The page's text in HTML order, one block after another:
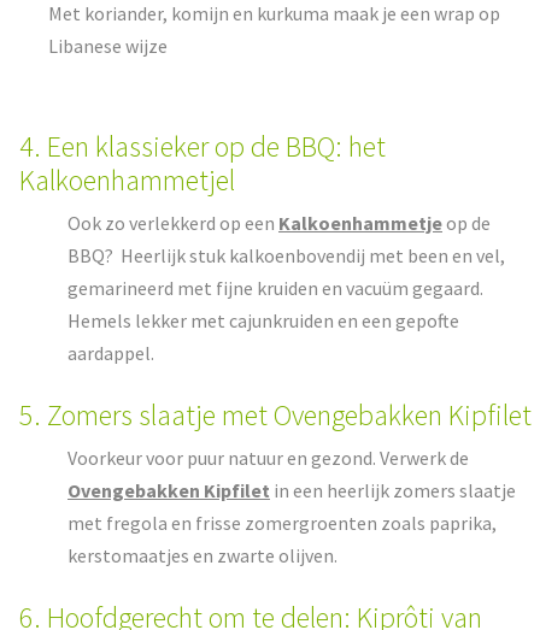
Met koriander, komijn en kurkuma maak je een wrap op
Libanese wijze
4. Een klassieker op de BBQ: het
Kalkoenhammetjel
Ook zo verlekkerd op een Kalkoenhammetjeop de
BBQ? Heerlijk stuk kalkoenbovendij met been en vel,
gemarineerd met fijne kruiden en vacuüm gegaard.
Hemels lekker met cajunkruiden en een gepofte
aardappel.
5. Zomers slaatje met Ovengebakken Kipfilet
Voorkeur voor puur natuur en gezond. Verwerk de
Ovengebakken Kipfilet in een heerlijk zomers slaatje
met fregola en frisse zomergroenten zoals paprika,
kerstomaatjes en zwarte olijven.
6. Hoofdgerecht om te delen: Kiprôti van